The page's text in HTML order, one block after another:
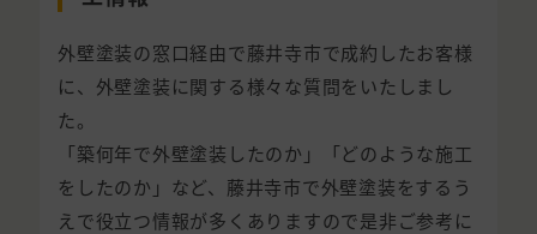
外壁塗装の窓口経由で藤井寺市で成約したお客様
に、外壁塗装に関する様々な質問をいたしまし
た。
「築何年で外壁塗装したのか」「どのような施工
をしたのか」など、藤井寺市で外壁塗装をするう
えで役立つ情報が多くありますので是非ご参考に